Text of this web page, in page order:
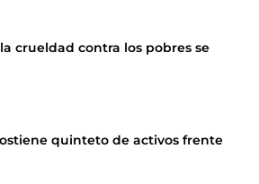
crueldad contra los pobres se
quinteto de activos frente